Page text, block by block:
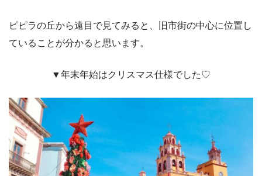
ピピラの丘から遠目で見てみると、旧市街の中心に位置し
ていることが分かると思います。
▼年末年始はクリスマス仕様でした♡